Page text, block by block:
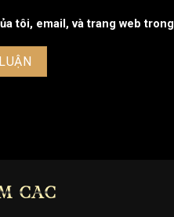
tôi, email, và trang web
CÁC